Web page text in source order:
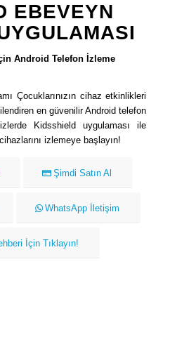
EBEVEYN
Android Telefon İzleme
Çocuklarınızın cihaz etkinlikleri
en güvenilir Android telefon
Kidsshield uygulaması ile
izlemeye başlayın!
Şimdi Satın Al
WhatsApp İletişim
İçin Tıklayın!